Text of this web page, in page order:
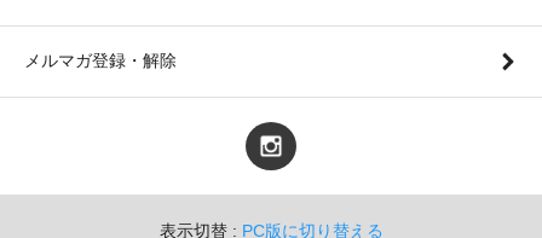
メルマガ登録・解除
表示切替 : PC版に切り替える